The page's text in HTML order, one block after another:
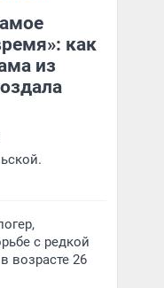
как
из
с редкой
возрасте 26